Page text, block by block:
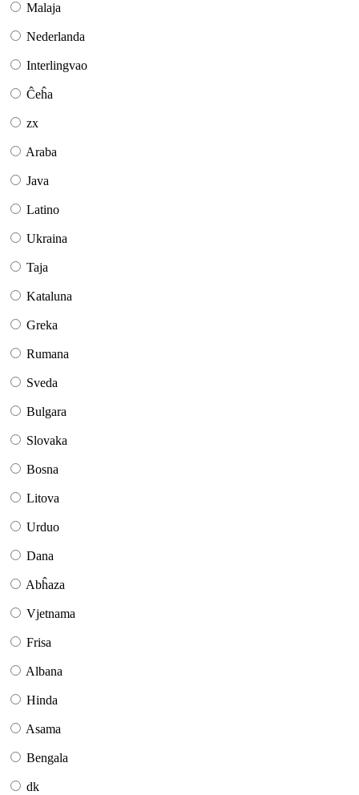
Malaja
Nederlanda
Interlingvao
Ĉeĥa
zx
Araba
Java
Latino
Ukraina
Taja
Kataluna
Greka
Rumana
Sveda
Bulgara
Slovaka
Bosna
Litova
Urduo
Dana
Abĥaza
Vjetnama
Frisa
Albana
Hinda
Asama
Bengala
dk